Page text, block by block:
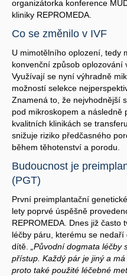
organizátorka konference
kliniky REPROMEDA.
Co se změnilo v IVF
U mimotělního oplození, tedy
konvenční způsob oplozování
Využívají se nyní výhradně
možností selekce
Znamená to, že nejvhodnější
pod mikroskopem a následně
kvalitních klinikách se
snižuje riziko předčasného
během těhotenství a porodu.
Budoucnost je
(PGT)
První preimplantační
lety poprvé úspěšně
REPROMEDA. Dnes již
léčby páru, kterému se
dítě.
„Původní dogmata
přístup. Každý pár je jiný a
proto také použité léčebné